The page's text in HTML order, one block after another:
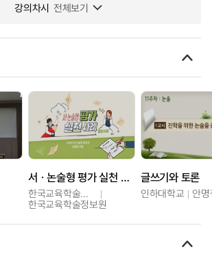
강의차시 전체보기
서ㆍ논술형 평가 실천 사례(중등 사회)
한국교육학술정보원
한국교육학술정보원
글쓰기와 토론
인하대학교 안